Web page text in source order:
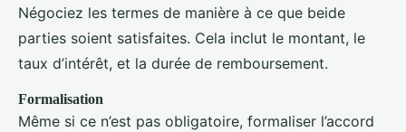
Négociez les termes de manière à ce que beide
parties soient satisfaites. Cela inclut le montant, le
taux d’intérêt, et la durée de remboursement.
Formalisation
Même si ce n’est pas obligatoire, formaliser l’accord